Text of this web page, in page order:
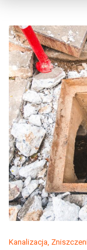
Kanalizacja,